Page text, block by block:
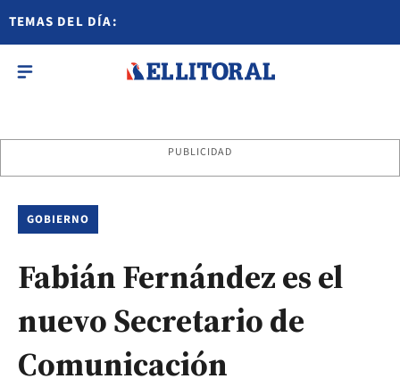
TEMAS DEL DÍA:
PUBLICIDAD
GOBIERNO
Fabián Fernández es el
nuevo Secretario de
Comunicación